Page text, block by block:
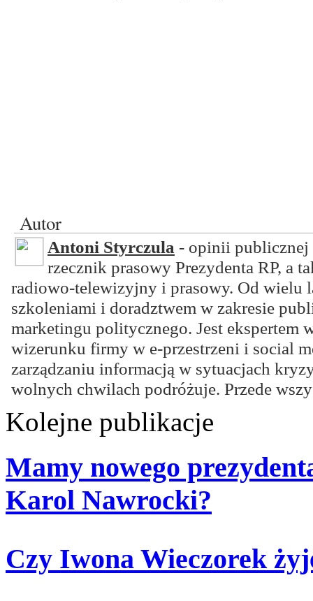
Autor
Antoni Styrczula - opinii publicznej
rzecznik prasowy Prezydenta RP, a
radiowo-telewizyjny i prasowy. Od wielu
szkoleniami i doradztwem w zakresie
marketingu politycznego. Jest ekspertem
wizerunku firmy w e-przestrzeni i social
zarządzaniu informacją w sytuacjach
wolnych chwilach podróżuje. Przede
Kolejne publikacje
Mamy nowego
Karol Nawrocki?
Czy Iwona Wieczorek